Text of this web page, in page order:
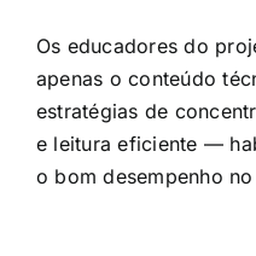
Os educadores do
apenas o conteúdo
estratégias de
e leitura eficiente —
o bom desempenho